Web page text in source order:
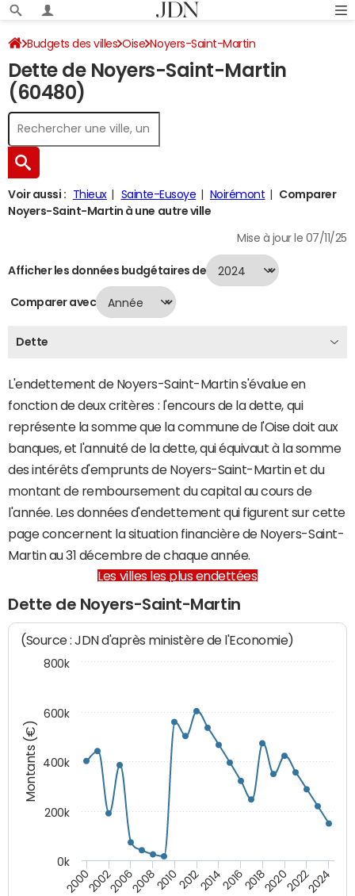
Budgets des villes Oise Noyers-Saint-Martin
Dette au 31/12/2024
Dette de Noyers-Saint-Martin
(60480)
Voir aussi : Thieux Sainte-Eusoye Noirémont
Comparer
Noyers-Saint-Martin à une autre ville
Mise à jour le 07/11/25
Afficher les données budgétaires de
Comparer avec
Dette
L'endettement de Noyers-Saint-Martin s'évalue en
fonction de deux critères : l'encours de la dette, qui
représente la somme que la commune de l'Oise doit aux
banques, et l'annuité de la dette, qui équivaut à la somme
des intérêts d'emprunts de Noyers-Saint-Martin et du
montant de remboursement du capital au cours de
l'année. Les données d'endettement qui figurent sur cette
page concernent la situation financière de Noyers-Saint-
Martin au 31 décembre de chaque année.
Les villes les plus endettées
Dette de Noyers-Saint-Martin
Montants (€)
(Source : JDN d'après ministère de l'Economie)
200020022006200820102012201420162018202020222024
0k
200k
400k
600k
800k